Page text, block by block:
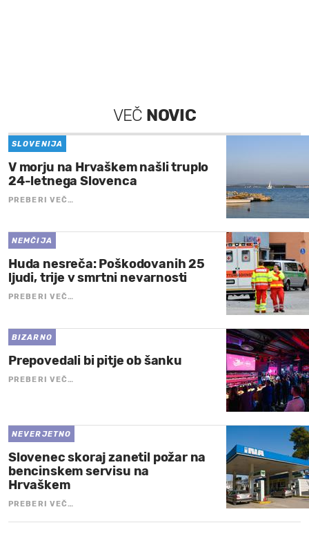
VEČ NOVIC
SLOVENIJA
V morju na Hrvaškem našli truplo
24-letnega Slovenca
PREBERI VEČ…
NEMČIJA
Huda nesreča: Poškodovanih 25
ljudi, trije v smrtni nevarnosti
PREBERI VEČ…
BIZARNO
Prepovedali bi pitje ob šanku
PREBERI VEČ…
NEVERJETNO
Slovenec skoraj zanetil požar na
bencinskem servisu na
Hrvaškem
PREBERI VEČ…